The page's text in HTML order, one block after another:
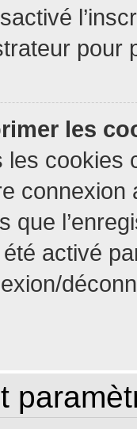
les
les cookies
que
activé